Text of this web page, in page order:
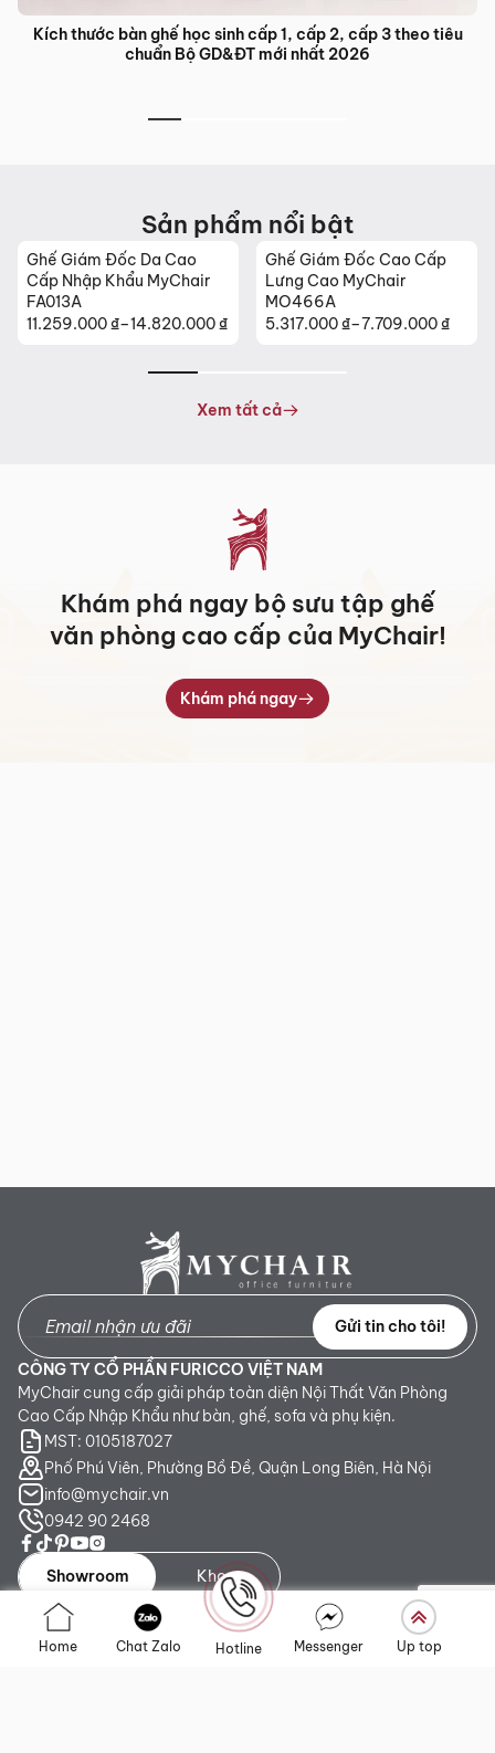
Kích thước bàn ghế học sinh cấp 1, cấp 2, cấp 3 theo tiêu
chuẩn Bộ GD&ĐT mới nhất 2026
Sản phẩm nổi bật
Ghế Giám Đốc Da Cao
Cấp Nhập Khẩu MyChair
FA013A
11.259.000₫–14.820.000₫
Khoảng
Ghế Giám Đốc Cao Cấp
Lưng Cao MyChair
MO466A
5.317.000₫–7.709.000₫
Khoảng
5.317.000 ₫
Xem tất cả
Khám phá ngay bộ sưu tập ghế
văn phòng cao cấp của MyChair!
Khám phá ngay
Gửi tin cho tôi!
CÔNG TY CỔ PHẦN FURICCO VIỆT NAM
MyChair cung cấp giải pháp toàn diện Nội Thất Văn Phòng
Cao Cấp Nhập Khẩu như bàn, ghế, sofa và phụ kiện.
MST: 0105187027
Phố Phú Viên, Phường Bồ Đề, Quận Long Biên, Hà Nội
info@mychair.vn
0942 90 2468
Showroom Kho
Showroom TP. HCM:
Số 345 - 347 Trần Phú, phường An
Home Chat Zalo Hotline Messenger Up top